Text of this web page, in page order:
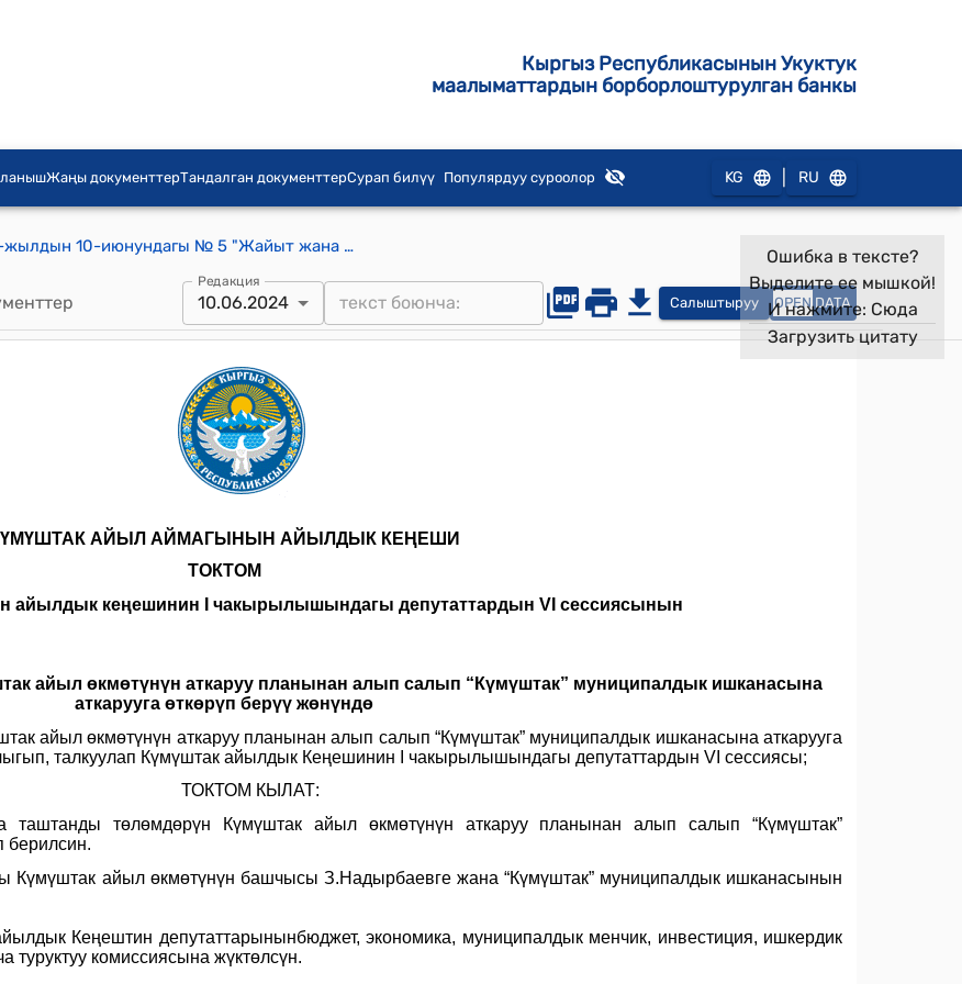
Кыргыз Республикасынын Укуктук
маалыматтардын борборлоштурулган банкы
Жаңы документтерТандалган документтерСурап билүү Популярдуу суроолор KG RU
Күмүштак айылдык Кеңешинин 2024-жылдын 10-июнундагы № 5 "Жайыт жана таштанды төлөмдөрүн Күмүштак айыл өкмөтүнүн аткаруу планынан алып салып “Күмүштак” муниципалдык ишканасына аткарууга өткөрүп берүү жөнүндө" токтому
Редакция
10.06.2024 Салыштыруу OPEN DATA
Ошибка в тексте?
Выделите ее мышкой!
И нажмите: Сюда
Загрузить цитату